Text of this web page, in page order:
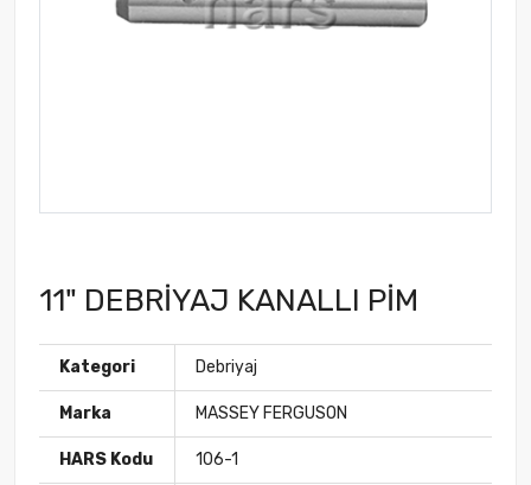
11" DEBRİYAJ KANALLI PİM
Kategori Debriyaj
Marka MASSEY FERGUSON
HARS Kodu 106-1